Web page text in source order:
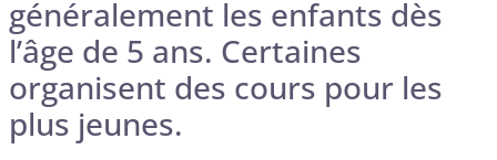
généralement les enfants dès
l’âge de 5 ans. Certaines
organisent des cours pour les
plus jeunes.